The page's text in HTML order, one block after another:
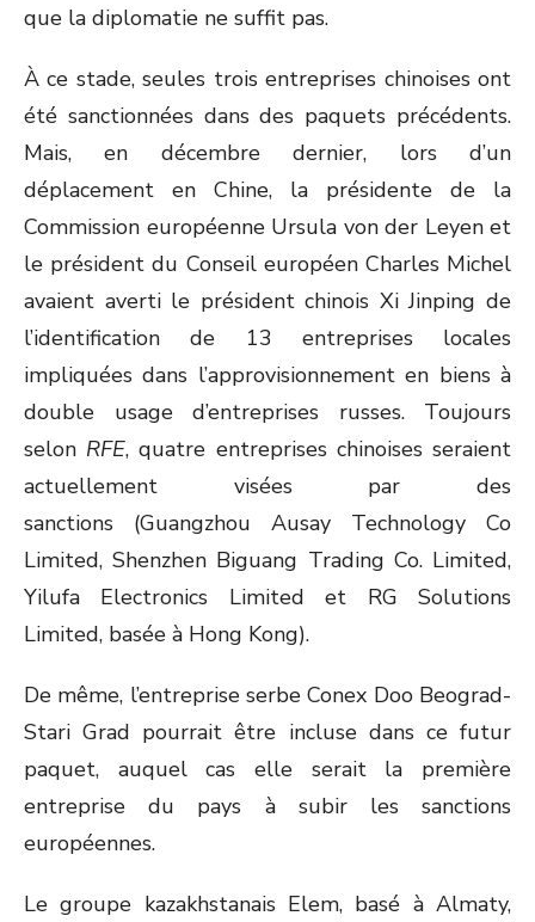
que la diplomatie ne suffit pas.
À ce stade, seules trois entreprises chinoises ont
été sanctionnées dans des paquets précédents.
Mais, en décembre dernier, lors d’un
déplacement en Chine, la présidente de la
Commission européenne Ursula von der Leyen et
le président du Conseil européen Charles Michel
avaient averti le président chinois Xi Jinping de
l’identification de 13 entreprises locales
impliquées dans l’approvisionnement en biens à
double usage d’entreprises russes. Toujours
selon RFE, quatre entreprises chinoises seraient
actuellement visées par des
sanctions (Guangzhou Ausay Technology Co
Limited, Shenzhen Biguang Trading Co. Limited,
Yilufa Electronics Limited et RG Solutions
Limited, basée à Hong Kong).
De même, l’entreprise serbe Conex Doo Beograd-
Stari Grad pourrait être incluse dans ce futur
paquet, auquel cas elle serait la première
entreprise du pays à subir les sanctions
européennes.
Le groupe kazakhstanais Elem, basé à Almaty,